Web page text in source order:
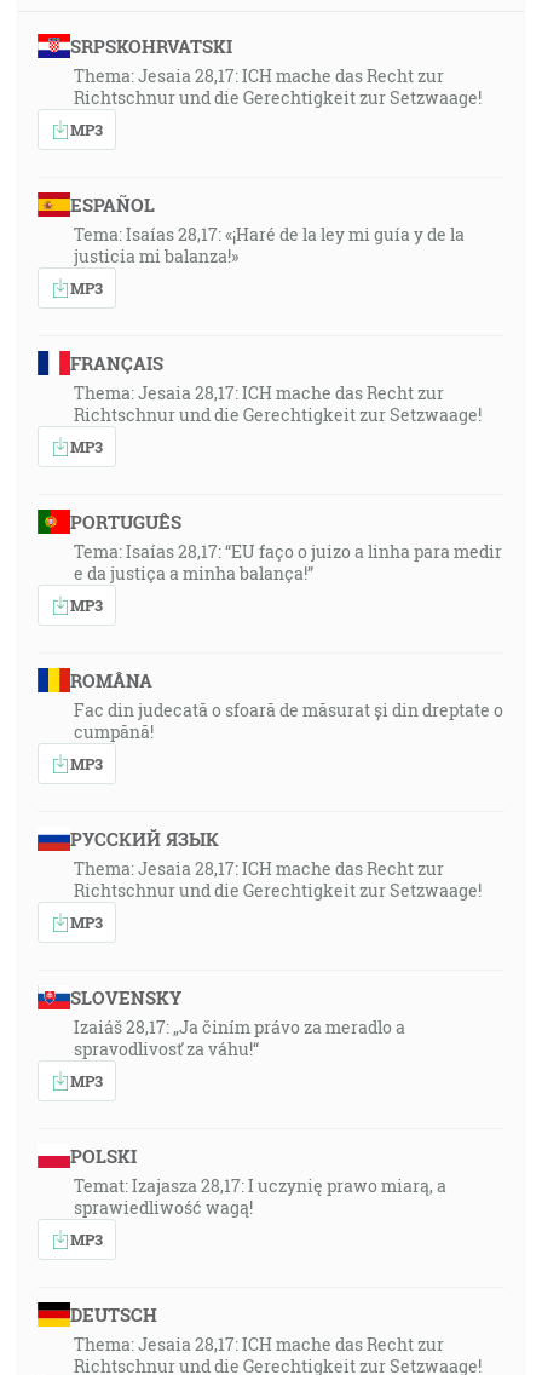
SRPSKOHRVATSKI
Thema: Jesaia 28,17: ICH mache das Recht zur
Richtschnur und die Gerechtigkeit zur Setzwaage!
MP3
ESPAÑOL
Tema: Isaías 28,17: «¡Haré de la ley mi guía y de la
justicia mi balanza!»
MP3
FRANÇAIS
Thema: Jesaia 28,17: ICH mache das Recht zur
Richtschnur und die Gerechtigkeit zur Setzwaage!
MP3
PORTUGUÊS
Tema: Isaías 28,17: “EU faço o juizo a linha para medir
e da justiça a minha balança!”
MP3
ROMÂNA
Fac din judecată o sfoară de măsurat și din dreptate o
cumpănă!
MP3
РУССКИЙ ЯЗЫК
Thema: Jesaia 28,17: ICH mache das Recht zur
Richtschnur und die Gerechtigkeit zur Setzwaage!
MP3
SLOVENSKY
Izaiáš 28,17: „Ja činím právo za meradlo a
spravodlivosť za váhu!“
MP3
POLSKI
Temat: Izajasza 28,17: I uczynię prawo miarą, a
sprawiedliwość wagą!
MP3
DEUTSCH
Thema: Jesaia 28,17: ICH mache das Recht zur
Richtschnur und die Gerechtigkeit zur Setzwaage!